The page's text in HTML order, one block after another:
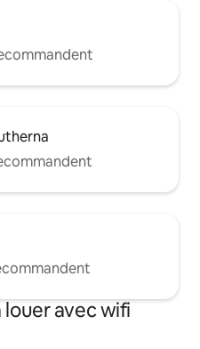
avec wifi